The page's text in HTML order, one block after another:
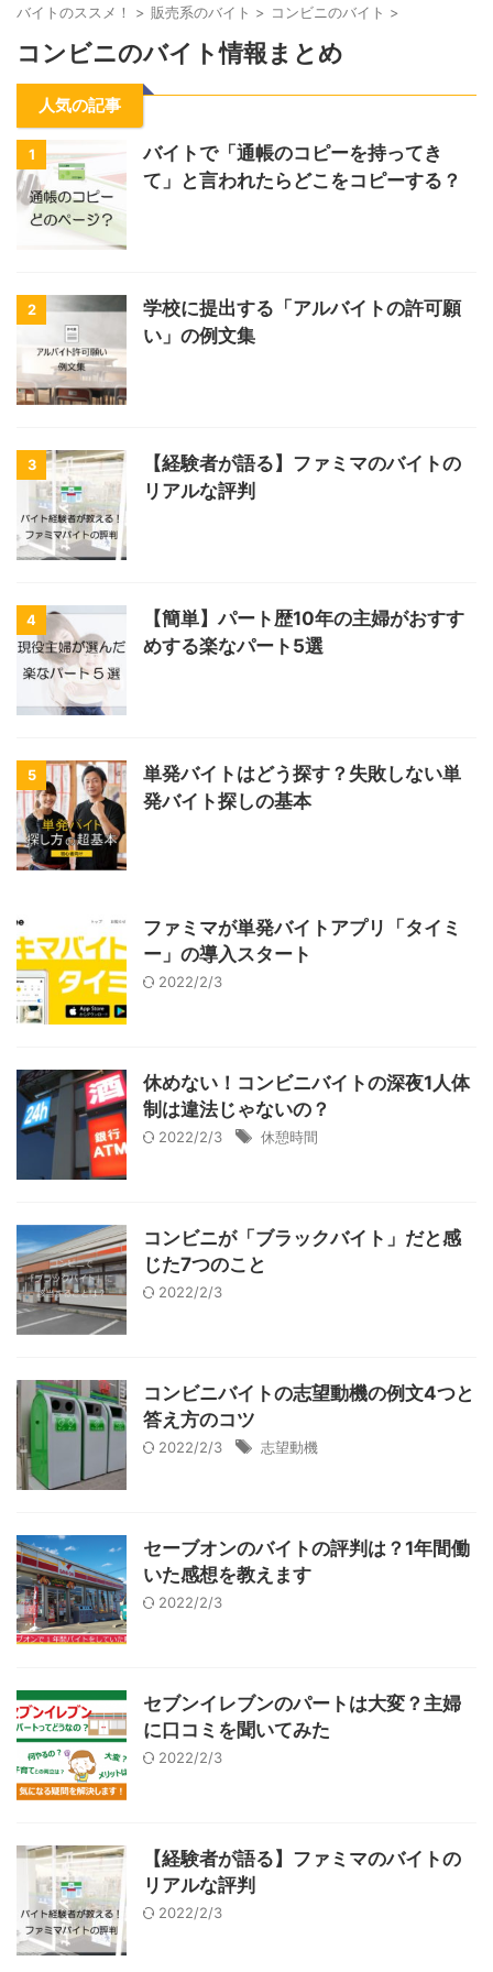
バイトのススメ！ > 販売系のバイト > コンビニのバイト >
コンビニのバイト情報まとめ
人気の記事
1
バイトで「通帳のコピーを持ってき
て」と言われたらどこをコピーする？
2
学校に提出する「アルバイトの許可願
い」の例文集
3
【経験者が語る】ファミマのバイトの
リアルな評判
4
【簡単】パート歴10年の主婦がおすす
めする楽なパート5選
5
単発バイトはどう探す？失敗しない単
発バイト探しの基本
ファミマが単発バイトアプリ「タイミ
ー」の導入スタート
2022/2/3
休めない！コンビニバイトの深夜1人体
制は違法じゃないの？
2022/2/3 休憩時間
コンビニが「ブラックバイト」だと感
じた7つのこと
2022/2/3
コンビニバイトの志望動機の例文4つと
答え方のコツ
2022/2/3 志望動機
セーブオンのバイトの評判は？1年間働
いた感想を教えます
2022/2/3
セブンイレブンのパートは大変？主婦
に口コミを聞いてみた
2022/2/3
【経験者が語る】ファミマのバイトの
リアルな評判
2022/2/3